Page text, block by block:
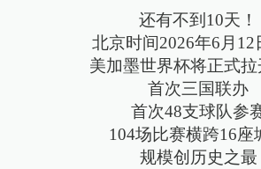
还有不到10天！
北京时间2026年6月12
美加墨世界杯将正式
首次三国联办
首次48支球队参
104场比赛横跨16座
规模创历史之最